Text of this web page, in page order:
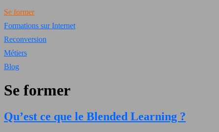
Se former
Formations sur Internet
Reconversion
Métiers
Blog
Se former
Qu’est ce que le Blended Learning ?